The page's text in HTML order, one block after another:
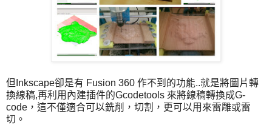
但Inkscape卻是有 Fusion 360 作不到的功能..就是將圖片轉
換線稿,再利用內建插件的Gcodetools 來將線稿轉換成G-
code，這不僅適合可以銑削，切割，更可以用來雷雕或雷
切。